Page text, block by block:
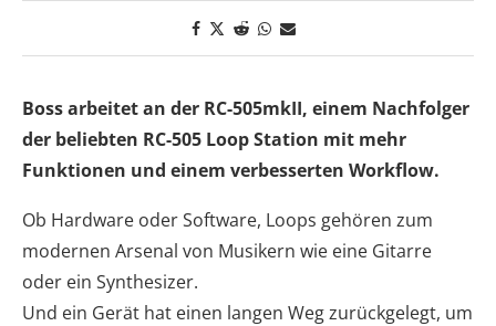
Boss arbeitet an der RC-505mkII, einem Nachfolger
der beliebten RC-505 Loop Station mit mehr
Funktionen und einem verbesserten Workflow.
Ob Hardware oder Software, Loops gehören zum
modernen Arsenal von Musikern wie eine Gitarre
oder ein Synthesizer.
Und ein Gerät hat einen langen Weg zurückgelegt, um